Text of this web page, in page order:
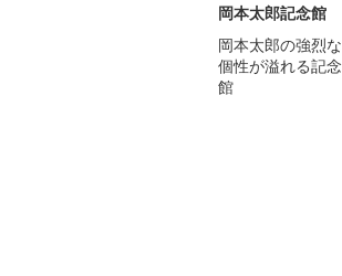
岡本太郎記念館
岡本太郎の強烈な
個性が溢れる記念
館